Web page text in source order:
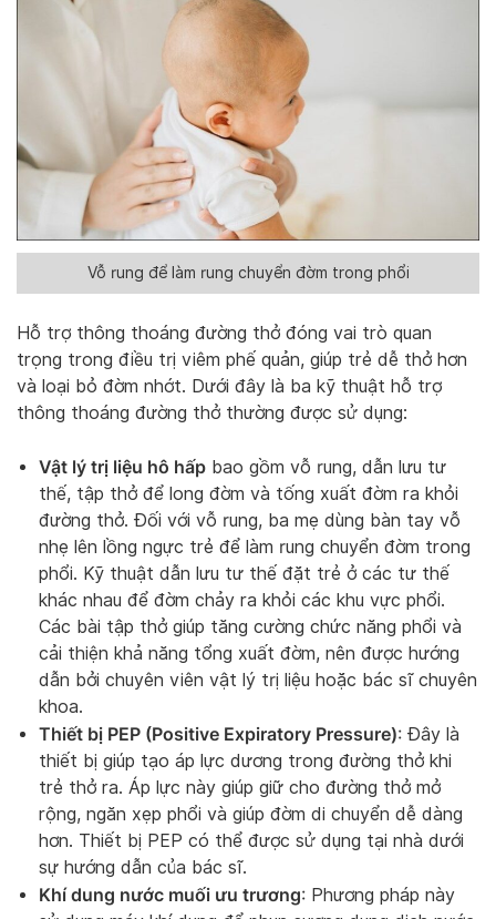
Vỗ rung để làm rung chuyển đờm trong phổi
Hỗ trợ thông thoáng đường thở đóng vai trò quan
trọng trong điều trị viêm phế quản, giúp trẻ dễ thở hơn
và loại bỏ đờm nhớt. Dưới đây là ba kỹ thuật hỗ trợ
thông thoáng đường thở thường được sử dụng:
Vật lý trị liệu hô hấp bao gồm vỗ rung, dẫn lưu tư
thế, tập thở để long đờm và tống xuất đờm ra khỏi
đường thở. Đối với vỗ rung, ba mẹ dùng bàn tay vỗ
nhẹ lên lồng ngực trẻ để làm rung chuyển đờm trong
phổi. Kỹ thuật dẫn lưu tư thế đặt trẻ ở các tư thế
khác nhau để đờm chảy ra khỏi các khu vực phổi.
Các bài tập thở giúp tăng cường chức năng phổi và
cải thiện khả năng tổng xuất đờm, nên được hướng
dẫn bởi chuyên viên vật lý trị liệu hoặc bác sĩ chuyên
khoa.
Thiết bị PEP (Positive Expiratory Pressure): Đây là
thiết bị giúp tạo áp lực dương trong đường thở khi
trẻ thở ra. Áp lực này giúp giữ cho đường thở mở
rộng, ngăn xẹp phổi và giúp đờm di chuyển dễ dàng
hơn. Thiết bị PEP có thể được sử dụng tại nhà dưới
sự hướng dẫn của bác sĩ.
Khí dung nước muối ưu trương: Phương pháp này